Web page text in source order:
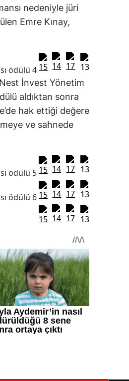
nedeniyle jüri
Emre Kınay,
İnvest Yönetim
aldıktan sonra
hak ettiği değere
ve sahnede